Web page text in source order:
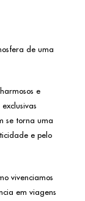
de uma
e
se torna uma
e pelo
vivenciamos
em viagens